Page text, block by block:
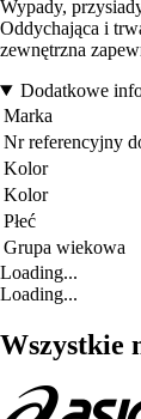
Wypady,
Oddychająca i
zewnętrzna
Dodatkowe
Marka
Nr referencyjny
Kolor
Kolor
Płeć
Grupa wiekowa
Loading...
Loading...
Wszystkie